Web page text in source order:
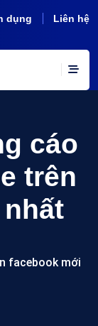
dụng Liên hệ
cáo
trên
facebook mới